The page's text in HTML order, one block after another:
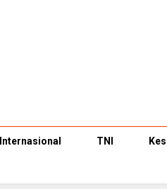
Internasional TNI